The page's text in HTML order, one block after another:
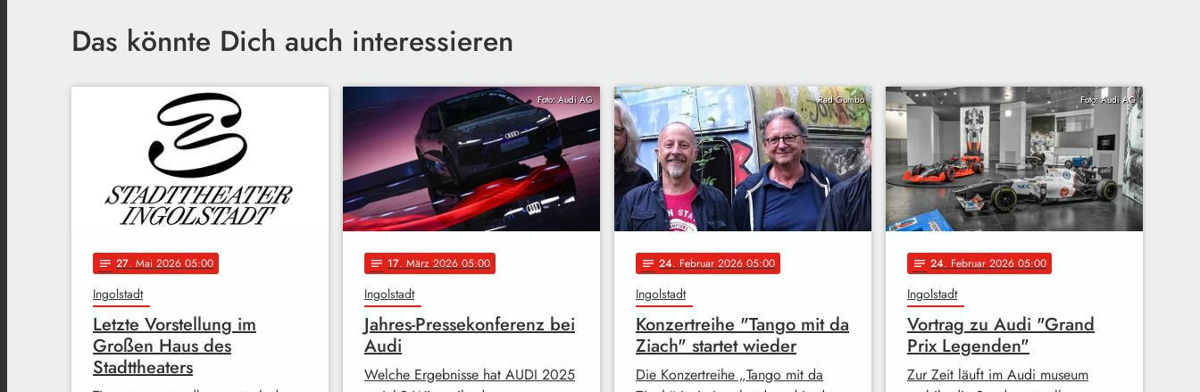
Das könnte Dich auch interessieren
notes 27. Mai 2026 05:00
Ingolstadt
Letzte Vorstellung im
Großen Haus des
Stadttheaters
Foto: Audi AG
notes 17. März 2026 05:00
Ingolstadt
Jahres-Pressekonferenz bei
Audi
Welche Ergebnisse hat AUDI 2025
Rad Gumbo
notes 24. Februar 2026 05:00
Ingolstadt
Konzertreihe "Tango mit da
Ziach" startet wieder
Die Konzertreihe „Tango mit da
Foto: Audi AG
notes 24. Februar 2026 05:00
Ingolstadt
Vortrag zu Audi "Grand
Prix Legenden"
Zur Zeit läuft im Audi museum